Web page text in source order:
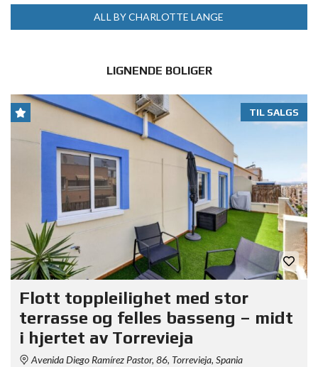
ALL BY CHARLOTTE LANGE
LIGNENDE BOLIGER
TIL SALGS
Flott toppleilighet med stor
terrasse og felles basseng – midt
i hjertet av Torrevieja
Avenida Diego Ramírez Pastor, 86, Torrevieja, Spania